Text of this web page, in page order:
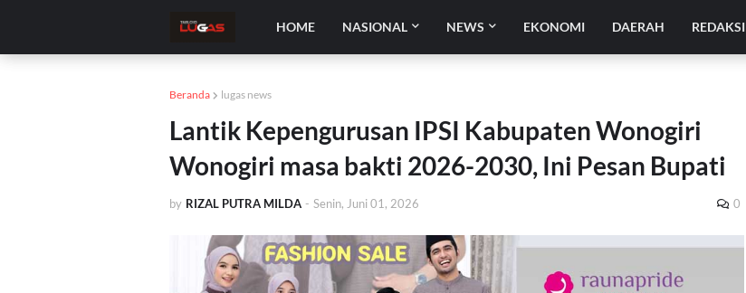
HOME NASIONAL NEWS EKONOMI DAERAH REDAKSI
Beranda lugas news
Lantik Kepengurusan IPSI Kabupaten Wonogiri
Wonogiri masa bakti 2026-2030, Ini Pesan Bupati
by RIZAL PUTRA MILDA - Senin, Juni 01, 2026 0